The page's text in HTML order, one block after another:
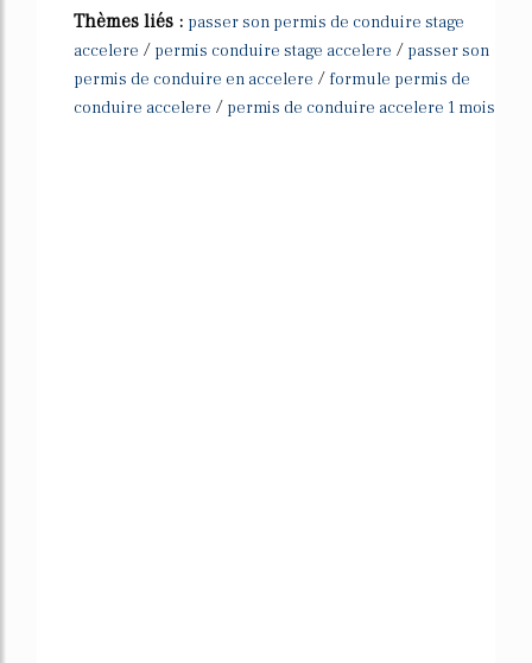
Thèmes liés : passer son permis de conduire stage
accelere / permis conduire stage accelere / passer son
permis de conduire en accelere / formule permis de
conduire accelere / permis de conduire accelere 1 mois